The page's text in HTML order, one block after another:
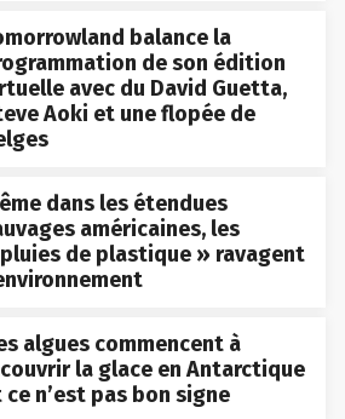
balance la
de son édition
avec du David Guetta,
Aoki et une flopée de
dans les étendues
américaines, les
de plastique » ravagent
algues commencent à
la glace en Antarctique
ce n’est pas bon signe